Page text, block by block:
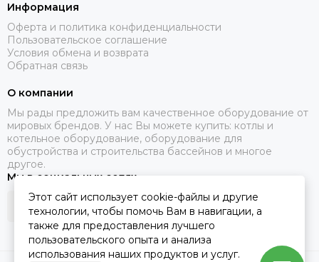
Информация
Оферта и политика конфиденциальности
Пользовательское соглашение
Условия обмена и возврата
Обратная связь
О компании
Мы рады предложить вам качественное оборудование от
мировых брендов. У нас Вы можете купить: котлы и
котельное оборудование, оборудование для
обустройства и строительства бассейнов и многое
другое.
Мы в социальных сетях
Этот сайт использует cookie-файлы и другие
технологии, чтобы помочь Вам в навигации, а
также для предоставления лучшего
пользовательского опыта и анализа
использования наших продуктов и услуг.